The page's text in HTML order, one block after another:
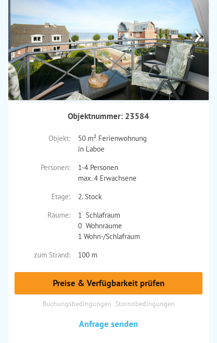
›
Objektnummer: 23584
Objekt:
50 m² Ferienwohnung
in Laboe
Personen:
1-4 Personen
max. 4 Erwachsene
Etage:
2. Stock
Räume:
1 Schlafraum
0 Wohnräume
1 Wohn-/Schlafraum
zum Strand:
100 m
Preise & Verfügbarkeit prüfen
Buchungsbedingungen Stornobedingungen
Anfrage senden